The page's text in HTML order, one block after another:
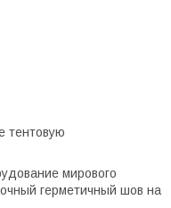
тентовую
мирового
герметичный шов на